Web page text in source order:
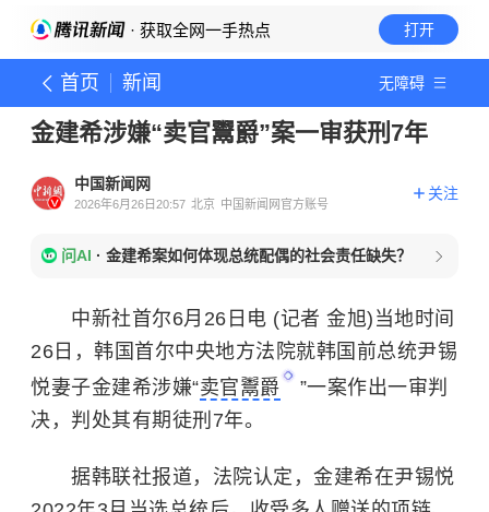
· 获取全网一手热点 打开
首页 新闻 无障碍
金建希涉嫌“卖官鬻爵”案一审获刑7年
中国新闻网
2026年6月26日20:57 北京 中国新闻网官方账号
关注
问AI · 金建希案如何体现总统配偶的社会责任缺失？
中新社首尔6月26日电 (记者 金旭)当地时间
26日，韩国首尔中央地方法院就韩国前总统尹锡
悦妻子金建希涉嫌“卖官鬻爵
”一案作出一审判
决，判处其有期徒刑7年。
据韩联社报道，法院认定，金建希在尹锡悦